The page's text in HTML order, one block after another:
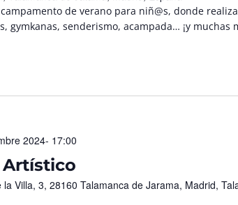
de verano para niñ@s, donde
gymkanas, senderismo, acampada… ¡y muchas
2024- 17:00
la Villa, 3, 28160 Talamanca de Jarama, Madrid,